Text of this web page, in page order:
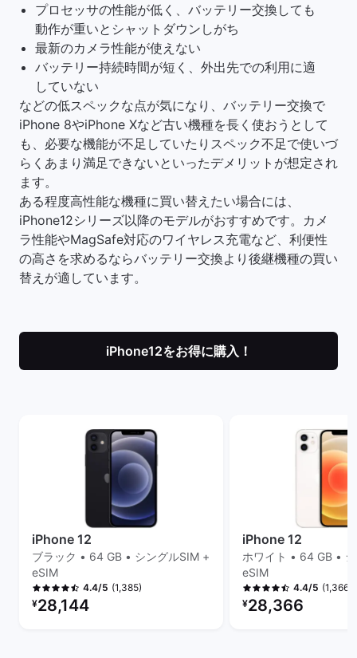
プロセッサの性能が低く、バッテリー交換しても
動作が重いとシャットダウンしがち
最新のカメラ性能が使えない
バッテリー持続時間が短く、外出先での利用に適
していない
などの低スペックな点が気になり、バッテリー交換で
iPhone 8やiPhone Xなど古い機種を長く使おうとして
も、必要な機能が不足していたりスペック不足で使いづ
らくあまり満足できないといったデメリットが想定され
ます。
ある程度高性能な機種に買い替えたい場合には、
iPhone12シリーズ以降のモデルがおすすめです。カメ
ラ性能やMagSafe対応のワイヤレス充電など、利便性
の高さを求めるならバッテリー交換より後継機種の買い
替えが適しています。
iPhone12をお得に購入！
iPhone 12
ブラック • 64 GB • シングルSIM +
eSIM
4.4/5 (1,385)
リファービッシュ品の価格：
¥28,144
iPhone 12
ホワイト • 64 GB •
eSIM
4.4/5 (1,366)
リファービッシュ品の
¥28,366